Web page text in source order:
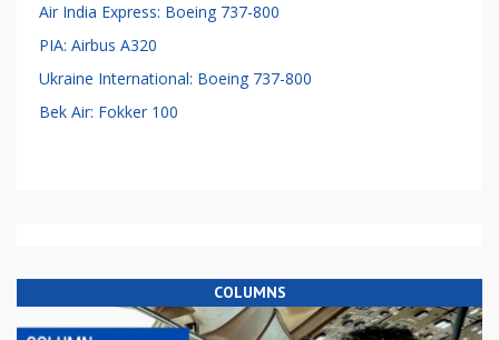
Air India Express: Boeing 737-800
PIA: Airbus A320
Ukraine International: Boeing 737-800
Bek Air: Fokker 100
COLUMNS